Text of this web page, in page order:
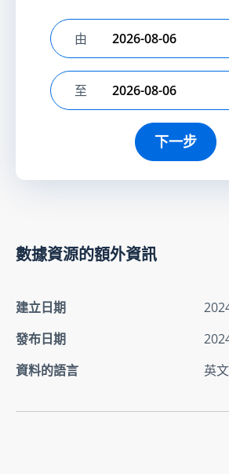
選擇開始日期
由
選擇結束日期
至
下一步
數據資源的額外資訊
建立日期
發布日期
資料的語言
英文